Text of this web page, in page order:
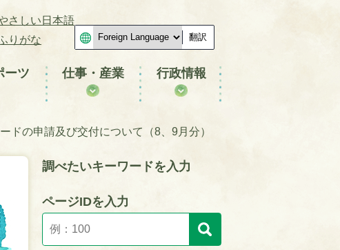
さしい日本語
りがな
翻訳
ーツ 仕事・産業 行政情報
ドの申請及び交付について（8、9月分）
調べたいキーワードを入力
ページIDを入力